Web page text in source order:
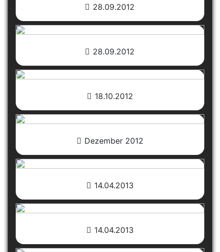
28.09.2012
28.09.2012
18.10.2012
Dezember 2012
14.04.2013
14.04.2013